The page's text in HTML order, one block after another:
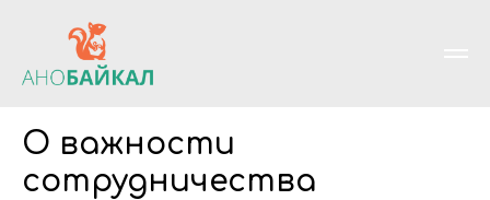
О важности
сотрудничества